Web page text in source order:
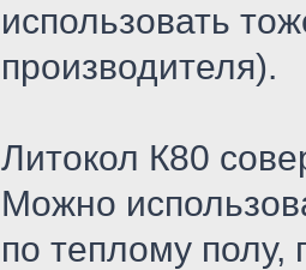
использовать
производителя).
Литокол К80
Можно
по теплому полу,